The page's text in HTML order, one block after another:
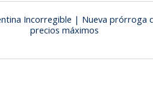
Incorregible | Nueva prórroga
precios máximos